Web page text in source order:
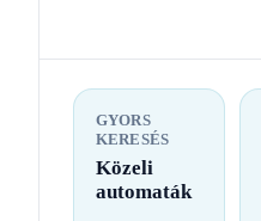
GYORS
KERESÉS
Közeli
automaták